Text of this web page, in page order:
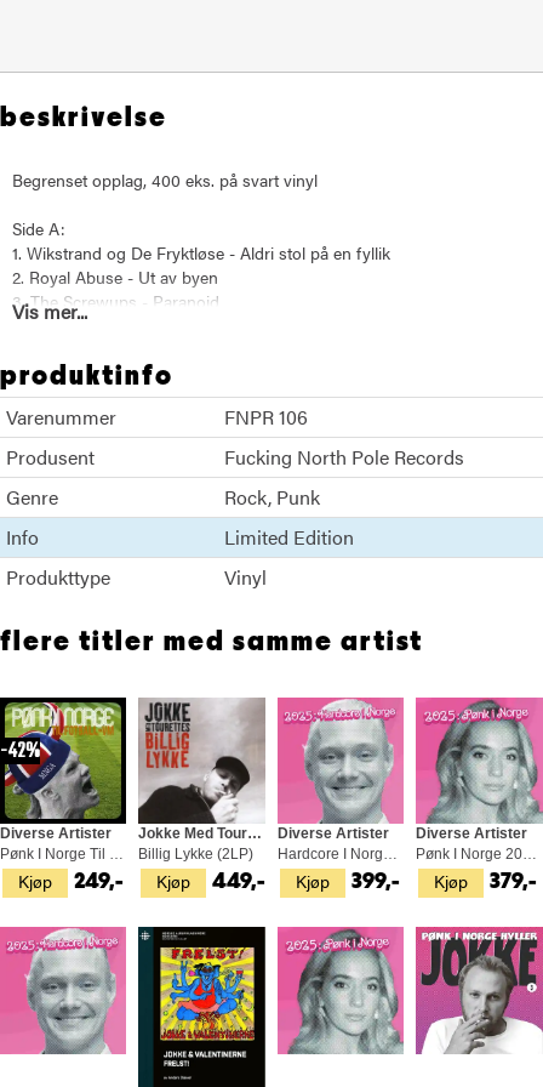
beskrivelse
Begrenset opplag, 400 eks. på svart vinyl
Side A:
1. Wikstrand og De Fryktløse - Aldri stol på en fyllik
2. Royal Abuse - Ut av byen
3. The Screwups - Paranoid
4. GOPE - (Da har du) Driti deg ut igjen
6. Deciböllene - Hvis jeg var deg
7. Døden 505 - Æ e go
8. Hayeminol - Et hundeliv
Side B:
1. Småkryp - Selskapssjuk
2. Dead Dispute - Nederlag
3. Ingen Naade - Narkoman
4. Lübben Düe - Oldiser
5. The Pink Eye And Grave Danger - En skabbete hund krysser sine
6. Deepthroat Diaré - Lei av deg
Vis mer...
produktinfo
Varenummer
FNPR 106
Produsent
Fucking North Pole Records
Genre
Rock Punk
Info
Limited Edition
Produkttype
Vinyl
flere titler med samme artist
Kjøp
42%
Diverse Artister
Pønk I Norge Til Fotball-VM - LTD (LP)
249,- Kjøp
Jokke Med Tourettes
Billig Lykke (2LP)
449,- Kjøp
Diverse Artister
Hardcore I Norge 2025 - LTD (LP)
399,- Kjøp
Diverse Artister
Pønk I Norge 2025 - LTD (LP)
379,-